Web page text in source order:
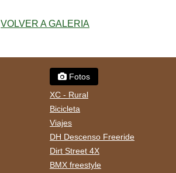
VOLVER A GALERIA
Fotos
XC - Rural
Bicicleta
Viajes
DH Descenso Freeride
Dirt Street 4X
BMX freestyle